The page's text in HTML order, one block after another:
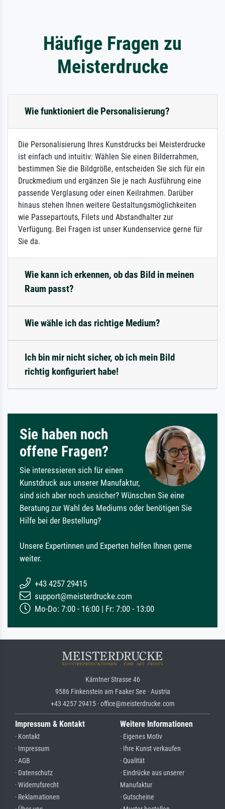
Häufige Fragen zu
Meisterdrucke
Wie funktioniert die Personalisierung?
Die Personalisierung Ihres Kunstdrucks bei Meisterdrucke
ist einfach und intuitiv: Wählen Sie einen Bilderrahmen,
bestimmen Sie die Bildgröße, entscheiden Sie sich für ein
Druckmedium und ergänzen Sie je nach Ausführung eine
passende Verglasung oder einen Keilrahmen. Darüber
hinaus stehen Ihnen weitere Gestaltungsmöglichkeiten
wie Passepartouts, Filets und Abstandhalter zur
Verfügung. Bei Fragen ist unser Kundenservice gerne für
Sie da.
Wie kann ich erkennen, ob das Bild in meinen
Raum passt?
Wie wähle ich das richtige Medium?
Ich bin mir nicht sicher, ob ich mein Bild
richtig konfiguriert habe!
Sie haben noch
offene Fragen?
Sie interessieren sich für einen
Kunstdruck aus unserer Manufaktur,
sind sich aber noch unsicher? Wünschen Sie eine
Beratung zur Wahl des Mediums oder benötigen Sie
Hilfe bei der Bestellung?
Unsere Expertinnen und Experten helfen Ihnen gerne
weiter.
+43 4257 29415
support@meisterdrucke.com
Mo-Do: 7:00 - 16:00 | Fr: 7:00 - 13:00
Kärntner Strasse 46
9586 Finkenstein am Faaker See · Austria
+43 4257 29415 · office@meisterdrucke.com
Impressum & Kontakt
· Kontakt
· Impressum
· AGB
· Datenschutz
· Widerrufsrecht
· Reklamationen
Weitere Informationen
· Eigenes Motiv
· Ihre Kunst verkaufen
· Qualität
· Eindrücke aus unserer
Manufaktur
· Gutscheine